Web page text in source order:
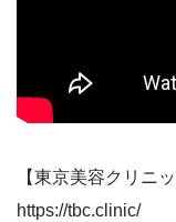
【東京美容クリニ
https://tbc.clinic/